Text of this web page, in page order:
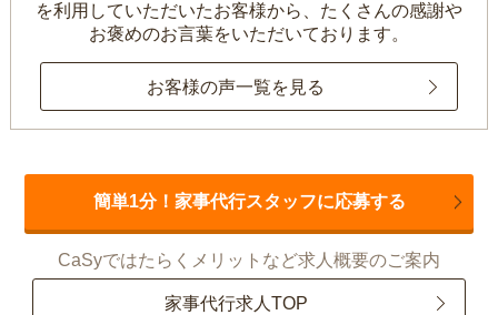
を利用していただいたお客様から、 たくさんの感謝や
お褒めのお言葉をいただいております。
お客様の声一覧を見る
簡単1分！家事代行スタッフに応募する
CaSyではたらくメリットなど求人概要のご案内
家事代行求人TOP